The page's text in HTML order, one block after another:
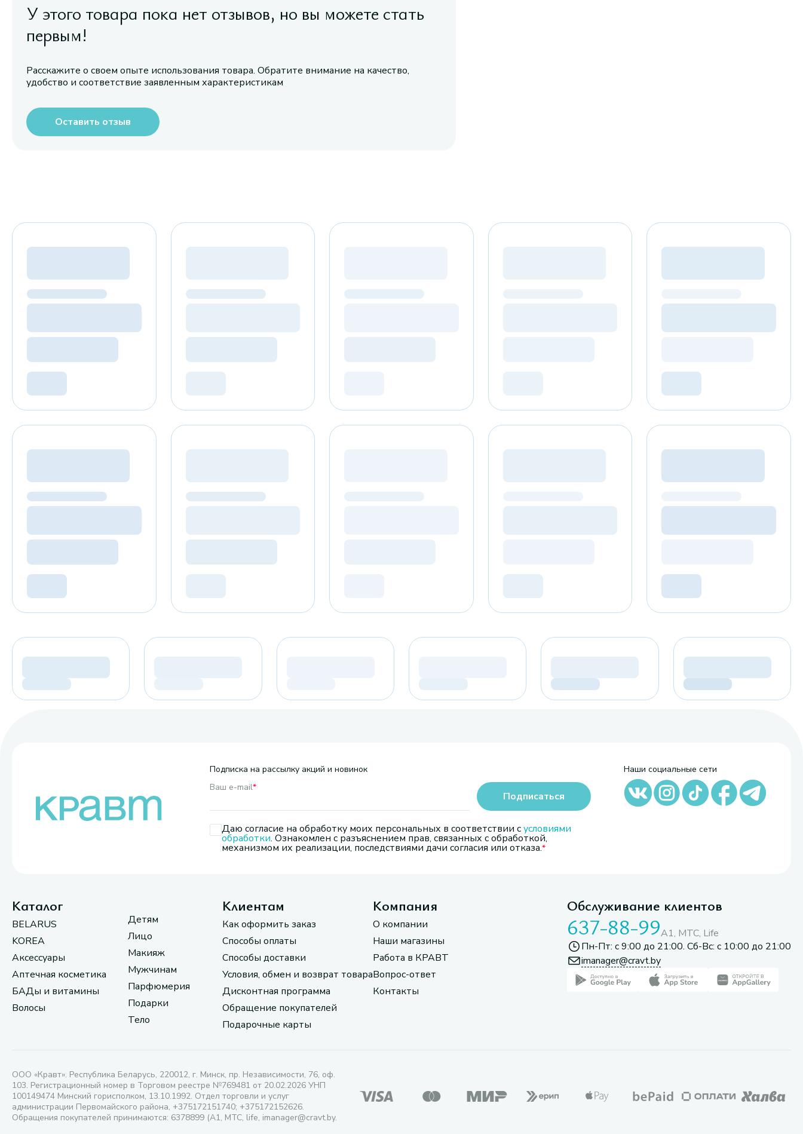
У этого товара пока нет отзывов, но вы можете стать
первым!
Расскажите о своем опыте использования товара. Обратите внимание на качество,
удобство и соответствие заявленным характеристикам
Оставить отзыв
Подписка на рассылку акций и новинок
Ваш e-mail*
Даю согласие на обработку моих персональных в соответствии сусловиями
обработки. Ознакомлен с разъяснением прав, связанных с обработкой,
механизмом их реализации, последствиями дачи согласия или отказа.
Подписаться
Наши социальные сети
Каталог
BELARUS
KOREA
Аксессуары
Аптечная косметика
БАДы и витамины
Волосы
Детям
Лицо
Макияж
Мужчинам
Парфюмерия
Подарки
Тело
Клиентам
Как оформить заказ
Способы оплаты
Способы доставки
Условия, обмен и возврат товара
Дисконтная программа
Обращение покупателей
Подарочные карты
Компания
О компании
Наши магазины
Работа в КРАВТ
Вопрос-ответ
Контакты
Обслуживание клиентов
637-88-99A1, МТС, Life
Пн-Пт: с 9:00 до 21:00. Сб-Вс: с 10:00 до 21:00
imanager@cravt.by
ООО «Кравт». Республика Беларусь, 220012, г. Минск, пр. Независимости, 76, оф.
103. Регистрационный номер в Торговом реестре №769481 от 20.02.2026 УНП
100149474 Минский горисполком, 13.10.1992. Отдел торговли и услуг
администрации Первомайского района, +375172151740; +375172152626.
Обращения покупателей принимаются: 6378899 (А1, МТС, life, imanager@cravt.by.